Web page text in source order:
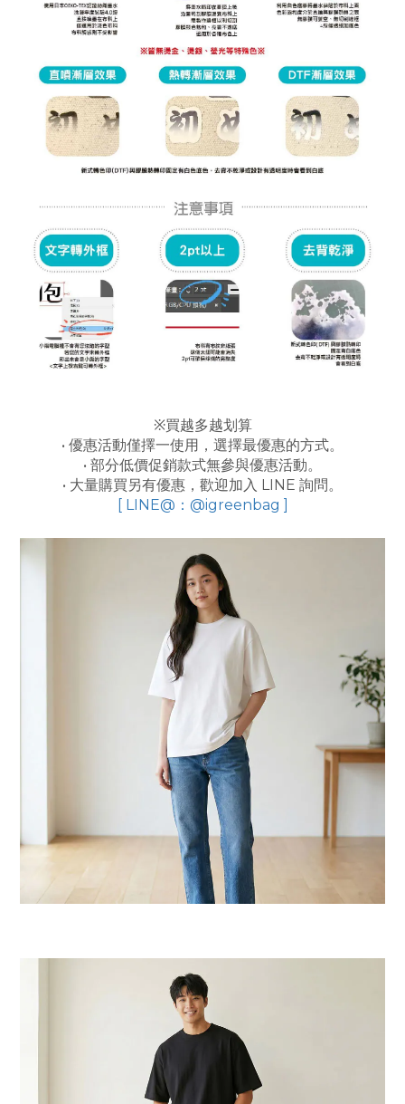
※買越多越划算
• 優惠活動僅擇一使用，選擇最優惠的方式。
• 部分低價促銷款式無參與優惠活動。
• 大量購買另有優惠，歡迎加入 LINE 詢問。
[ LINE@：@igreenbag ]